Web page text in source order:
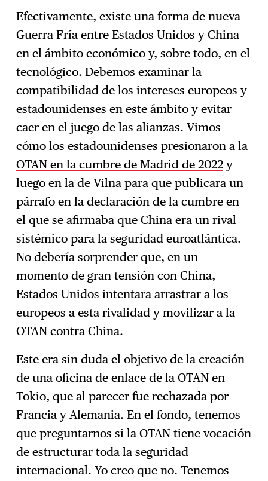
Efectivamente, existe una forma de nueva
Guerra Fría entre Estados Unidos y China
en el ámbito económico y, sobre todo, en el
tecnológico. Debemos examinar la
compatibilidad de los intereses europeos y
estadounidenses en este ámbito y evitar
caer en el juego de las alianzas. Vimos
cómo los estadounidenses presionaron ala
OTAN en la cumbre de Madrid de 2022 y
luego en la de Vilna para que publicara un
párrafo en la declaración de la cumbre en
el que se afirmaba que China era un rival
sistémico para la seguridad euroatlántica.
No debería sorprender que, en un
momento de gran tensión con China,
Estados Unidos intentara arrastrar a los
europeos a esta rivalidad y movilizar a la
OTAN contra China.
Este era sin duda el objetivo de la creación
de una oficina de enlace de la OTAN en
Tokio, que al parecer fue rechazada por
Francia y Alemania. En el fondo, tenemos
que preguntarnos si la OTAN tiene vocación
de estructurar toda la seguridad
internacional. Yo creo que no. Tenemos